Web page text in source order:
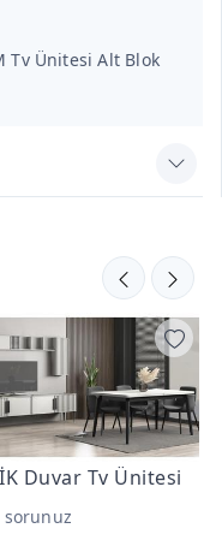
Tv Ünitesi Alt Blok
Duvar Tv Ünitesi
sorunuz